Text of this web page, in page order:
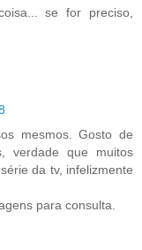
se for preciso,
mesmos. Gosto de
verdade que muitos
da tv, infelizmente
para consulta.